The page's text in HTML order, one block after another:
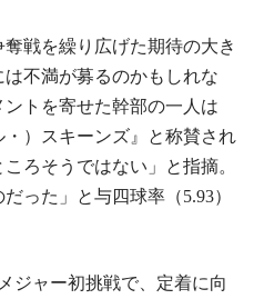
戦を繰り広げた期待の大き
不満が募るのかもしれな
トを寄せた幹部の一人は
・）スキーンズ』と称賛され
ろそうではない」と指摘。
った」と与四球率（5.93）
ジャー初挑戦で、定着に向